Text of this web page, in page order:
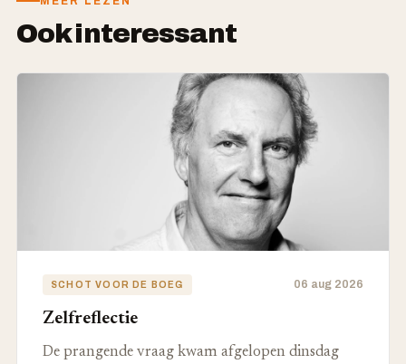
Ook interessant
SCHOT VOOR DE BOEG 06 aug 2026
Zelfreflectie
De prangende vraag kwam afgelopen dinsdag